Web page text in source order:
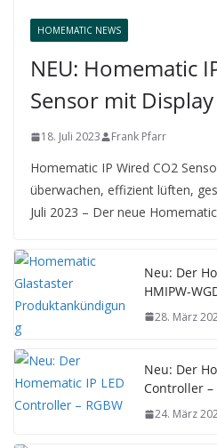
HOMEMATIC NEWS
NEU: Homematic
Sensor mit Display
18. Juli 2023 Frank Pfarr
Homematic IP Wired CO2
überwachen, effizient lüften,
Juli 2023 – Der neue Homematic
Neu: Der
HMIPW-
28. März
Neu: Der
Controller –
24. März